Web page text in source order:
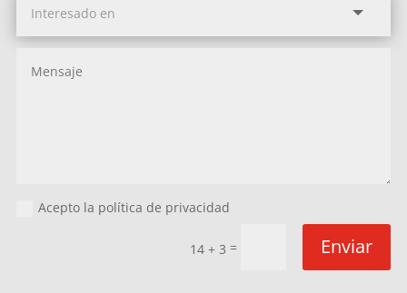
Acepto la política de privacidad
14 + 3 = Enviar